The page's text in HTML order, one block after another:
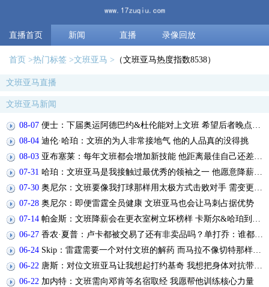
直播首页 新闻 直播 录像回放
首页 热门标签 文班亚马 （文班亚马热度指数8538）
文班亚马直播
文班亚马新闻
08-07 便士：下届奥运阿德巴约&杜伦能对上文班 希望后者晚点再拿金牌
08-04 迪伦·哈珀：文班的为人非常接地气 他的人品真的没得挑
08-03 亚布塞莱：每年文班都会增加新技能 他距离最佳自己还差得很远！
07-31 哈珀：文班亚马是我接触过最优秀的领袖之一 他愿意降薪牺牲
07-30 奥尼尔：文班要像我打球那样用太极方式击败对手 需变更壮&要好位
07-28 奥尼尔：即便雷霆全员健康 文班亚马也会让马刺占据优势
07-14 帕金斯：文班降薪会在更衣室树立坏榜样 卡斯尔&哈珀到时也要降？
06-27 香农·夏普：卢卡都被交易了还有非卖品吗？单打乔：谁都能被交易
06-24 Skip：雷霆需要一个对付文班的解药 而马拉不像切特那样害怕文班
06-22 唐斯：对位文班亚马让我想起打约基奇 我想把身体对抗带到比赛中
06-22 加内特：文班需向邓肯等名宿取经 我愿帮他训练核心力量